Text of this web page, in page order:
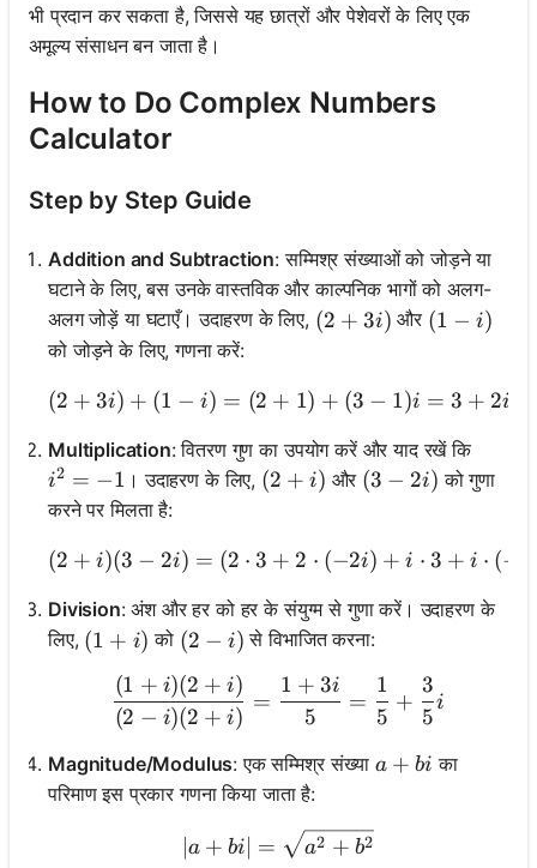
भी प्रदान कर सकता है, जिससे यह छात्रों और पेशेवरों के लिए एक
अमूल्य संसाधन बन जाता है।
How to Do Complex Numbers
Calculator
Step by Step Guide
Addition and Subtraction: सम्मिश्र संख्याओं को जोड़ने या
घटाने के लिए, बस उनके वास्तविक और काल्पनिक भागों को अलग-
अलग जोड़ें या घटाएँ। उदाहरण के लिए, (2 + 3i)
(2 + 3i) और (1 - i)
(1 − i)
को जोड़ने के लिए, गणना करें:
(2 + 3i) + (1 - i) = (2 +
(2 + 3i) + (1 − i) = (2 + 1) + (3 − 1)i = 3 + 2i
Multiplication: वितरण गुण का उपयोग करें और याद रखें कि
i^2 = -1
i2 = −1 । उदाहरण के लिए, (2 + i)
(2 + i) और (3 - 2i)
(3 − 2i) को गुणा
करने पर मिलता है:
(2 + i)(3
(2 + i)(3 − 2i) = (2 ⋅ 3 + 2 ⋅ (−2i) + i ⋅ 3 + i ⋅ (−
Division: अंश और हर को हर के संयुग्म से गुणा करें। उदाहरण के
लिए, (1 + i)
(1 + i) को (2 - i)
(2 − i) से विभाजित करना:
\frac{(1 + i)(2 + i)}{(2
(2 − i)(2 + i)
(1 + i)(2 + i)
=
5
1 + 3i
=
5
1
+
5
3
i
Magnitude/Modulus: एक सम्मिश्र संख्याa + bi
a + bi का
परिमाण इस प्रकार गणना किया जाता है:
|a + bi| = \sqrt{a^2 +
a + bi = a2 + b2